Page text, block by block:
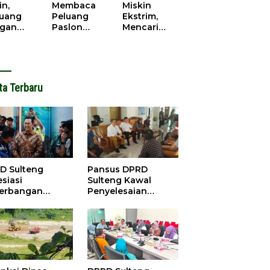
Parigi
Moutong.
Motor
Membaca
Peluang
Paslon
Miskin
Ekstrim,
Mencari
Terbaru
Sulteng
Dorong
Pansus DPRD
Sulteng Kawal
Penyelesaian
Sawit di Tolitoli